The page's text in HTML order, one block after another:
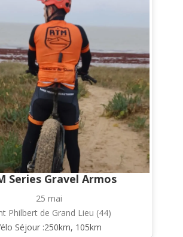
Series Gravel Armos
25 mai
Philbert de Grand Lieu (44)
Séjour :250km, 105km